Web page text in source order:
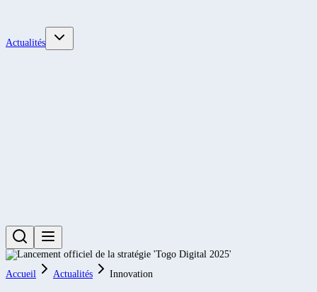
Actualités
Accueil Actualités Innovation